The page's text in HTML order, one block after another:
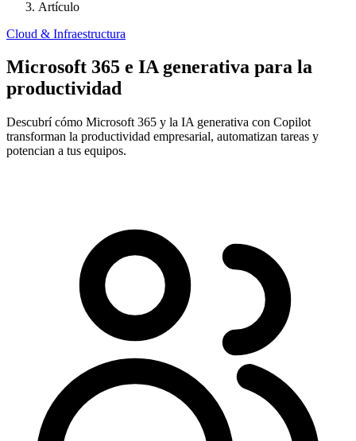
Artículo
Cloud & Infraestructura
Microsoft 365 e IA generativa para la
productividad
Descubrí cómo Microsoft 365 y la IA generativa con Copilot
transforman la productividad empresarial, automatizan tareas y
potencian a tus equipos.